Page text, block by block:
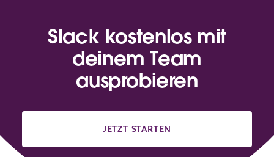
Slack kostenlos mit
deinem Team
ausprobieren
JETZT STARTEN